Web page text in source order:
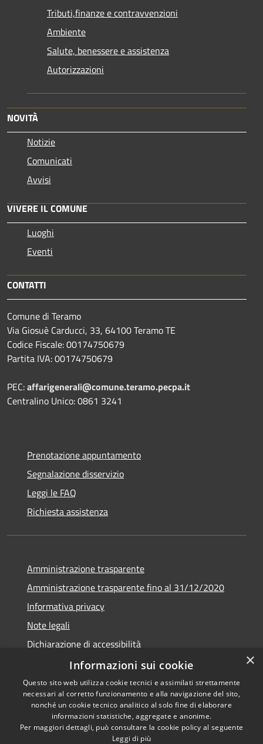
Tributi,finanze e contravvenzioni
Ambiente
Salute, benessere e assistenza
Autorizzazioni
NOVITÀ
Notizie
Comunicati
Avvisi
VIVERE IL COMUNE
Luoghi
Eventi
CONTATTI
Comune di Teramo
Via Giosuè Carducci, 33, 64100 Teramo TE
Codice Fiscale: 00174750679
Partita IVA: 00174750679
PEC:affarigenerali@comune.teramo.pecpa.it
Centralino Unico: 0861 3241
Prenotazione appuntamento
Segnalazione disservizio
Leggi le FAQ
Richiesta assistenza
Amministrazione trasparente
Amministrazione trasparente fino al 31/12/2020
Informativa privacy
Note legali
Dichiarazione di accessibilità
Accessibilità
Privacy
Copyright © 2026 • Comune di
Teramo • Powered by
Municipium• Accesso
×
Informazioni sui cookie
Questo sito web utilizza cookie tecnici e assimilati strettamente
necessari al corretto funzionamento e alla navigazione del sito,
nonché un cookie tecnico analitico al solo fine di elaborare
informazioni statistiche, aggregate e anonime.
Per maggiori dettagli, può consultare la cookie policy al seguente
Leggi di più